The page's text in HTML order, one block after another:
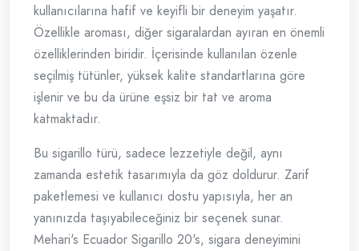
kullanıcılarına hafif ve keyifli bir deneyim yaşatır.
Özellikle aroması, diğer sigaralardan ayıran en önemli
özelliklerinden biridir. İçerisinde kullanılan özenle
seçilmiş tütünler, yüksek kalite standartlarına göre
işlenir ve bu da ürüne eşsiz bir tat ve aroma
katmaktadır.
Bu sigarillo türü, sadece lezzetiyle değil, aynı
zamanda estetik tasarımıyla da göz doldurur. Zarif
paketlemesi ve kullanıcı dostu yapısıyla, her an
yanınızda taşıyabileceğiniz bir seçenek sunar.
Mehari's Ecuador Sigarillo 20's, sigara deneyimini